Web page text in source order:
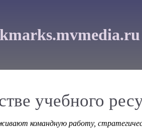
учебного
командную работу,